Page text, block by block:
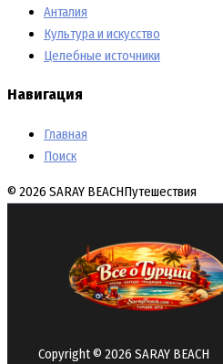
Анталия
Культура и искусство
Целебные источники
Навигация
Главная
Поиск
© 2026 SARAY BEACHПутешествия
Copyright © 2026 SARAY BEACH